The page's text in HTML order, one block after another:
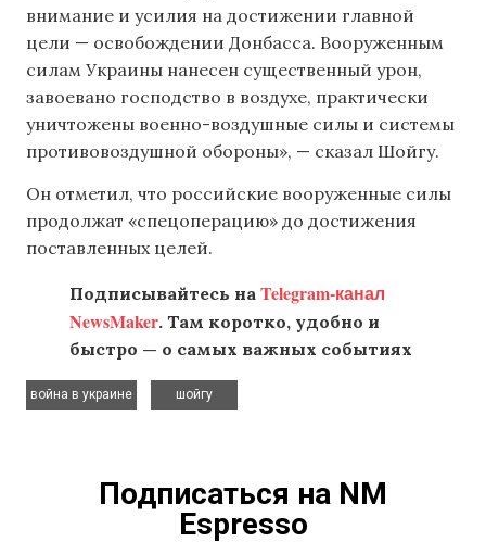
внимание и усилия на достижении главной
цели — освобождении Донбасса. Вооруженным
силам Украины нанесен существенный урон,
завоевано господство в воздухе, практически
уничтожены военно-воздушные силы и системы
противовоздушной обороны», — сказал Шойгу.
Он отметил, что российские вооруженные силы
продолжат «спецоперацию» до достижения
поставленных целей.
Подписывайтесь на Telegram-канал
NewsMaker. Там коротко, удобно и
быстро — о самых важных событиях
война в украине
шойгу
Подписаться на NM
Espresso